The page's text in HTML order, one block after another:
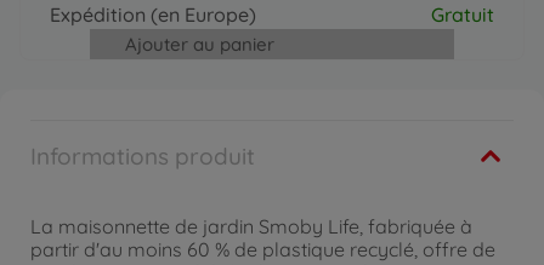
Informations produit
La maisonnette de jardin Smoby Life, fabriquée à
partir d'au moins 60 % de plastique recyclé, offre de
Expédition (en Europe) Gratuit
Ajouter au panier